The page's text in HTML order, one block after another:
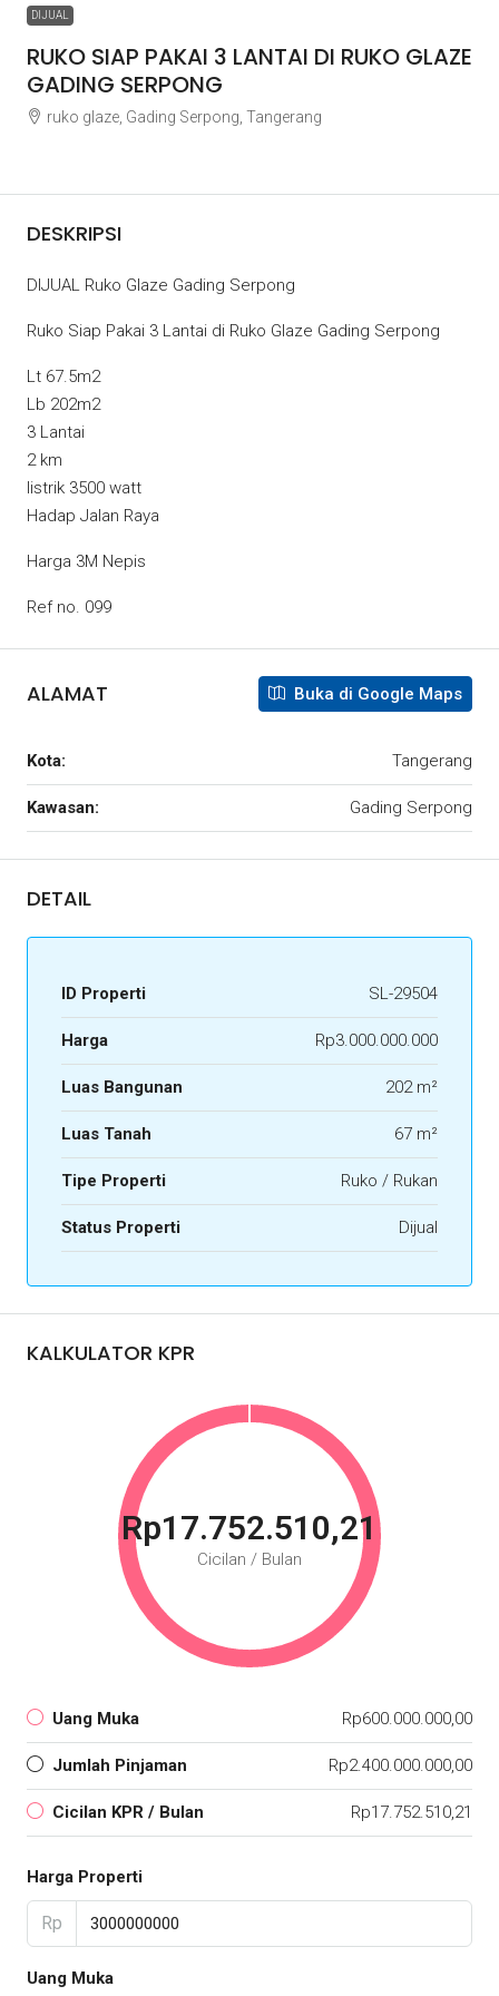
DIJUAL
RUKO SIAP PAKAI 3 LANTAI DI RUKO GLAZE
GADING SERPONG
ruko glaze, Gading Serpong, Tangerang
DESKRIPSI
DIJUAL Ruko Glaze Gading Serpong
Ruko Siap Pakai 3 Lantai di Ruko Glaze Gading Serpong
Lt 67.5m2
Lb 202m2
3 Lantai
2 km
listrik 3500 watt
Hadap Jalan Raya
Harga 3M Nepis
Ref no. 099
ALAMAT Buka di Google Maps
Kota: Tangerang
Kawasan: Gading Serpong
DETAIL
ID Properti SL-29504
Harga Rp3.000.000.000
Luas Bangunan 202 m²
Luas Tanah 67 m²
Tipe Properti Ruko / Rukan
Status Properti Dijual
KALKULATOR KPR
Rp17.752.510,21
Cicilan / Bulan
Uang Muka Rp600.000.000,00
Jumlah Pinjaman Rp2.400.000.000,00
Cicilan KPR / Bulan Rp17.752.510,21
Harga Properti
Rp
Uang Muka